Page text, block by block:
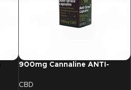
900mg Cannaline ANTI-
Stk.)
CBD